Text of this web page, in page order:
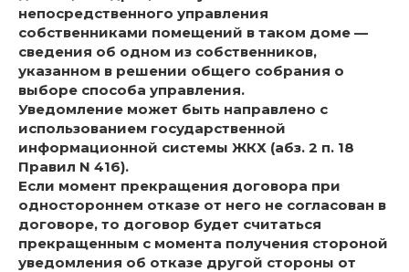
непосредственного управления
собственниками помещений в таком доме —
сведения об одном из собственников,
указанном в решении общего собрания о
выборе способа управления.
Уведомление может быть направлено с
использованием государственной
информационной системы ЖКХ (абз. 2 п. 18
Правил N 416).
Если момент прекращения договора при
одностороннем отказе от него не согласован в
договоре, то договор будет считаться
прекращенным с момента получения стороной
уведомления об отказе другой стороны от